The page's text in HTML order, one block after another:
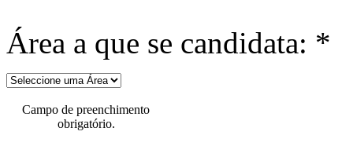
Área a que se candidata: *
Campo de preenchimento
obrigatório.